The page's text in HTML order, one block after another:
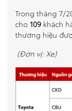
Liên hệ Đại lý
Trong tháng 7/
cho 109 khách
thương hiệu
(Đơn vị: Xe)